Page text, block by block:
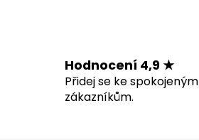
Hodnocení 4,9 ★
Přidej se ke spokojeným
zákazníkům.